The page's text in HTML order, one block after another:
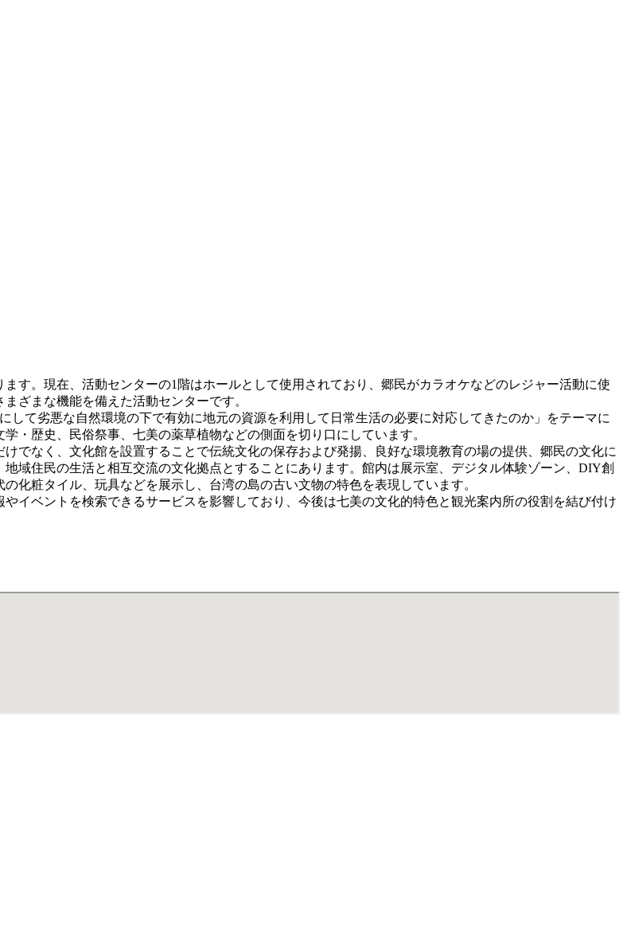
す。現在、活動センターの1階はホールとして使用されており、郷民がカラオケなどのレジャー活動に使
ざまな機能を備えた活動センターです。
て劣悪な自然環境の下で有効に地元の資源を利用して日常生活の必要に対応してきたのか」をテーマに
・歴史、民俗祭事、七美の薬草植物などの側面を切り口にしています。
でなく、文化館を設置することで伝統文化の保存および発揚、良好な環境教育の場の提供、郷民の文化に
域住民の生活と相互交流の文化拠点とすることにあります。館内は展示室、デジタル体験ゾーン、DIY創
化粧タイル、玩具などを展示し、台湾の島の古い文物の特色を表現しています。
イベントを検索できるサービスを影響しており、今後は七美の文化的特色と観光案内所の役割を結び付け